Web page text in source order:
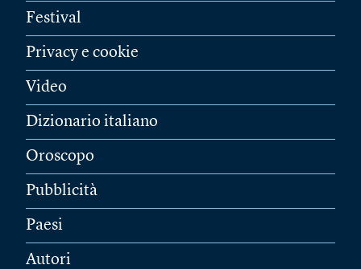
Festival
Privacy e cookie
Video
Dizionario italiano
Oroscopo
Pubblicità
Paesi
Autori